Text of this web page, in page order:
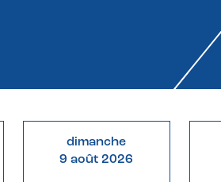
dimanche
9 août 2026